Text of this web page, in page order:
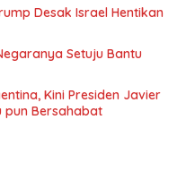
Desak Israel Hentikan
Setuju Bantu
Kini Presiden Javier
pun Bersahabat